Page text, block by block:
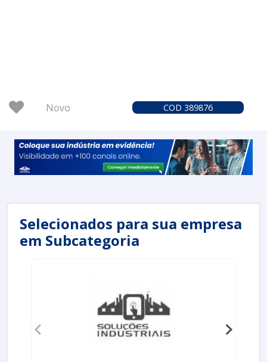
Novo COD 389876
Selecionados para sua empresa
em Subcategoria